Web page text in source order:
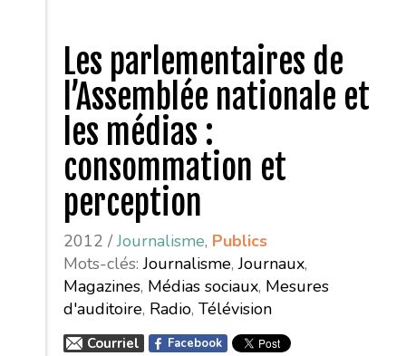
Les parlementaires de
l’Assemblée nationale et
les médias :
consommation et
perception
2012 /Journalisme, Publics
Mots-clés:Journalisme,Journaux,
Magazines, Médias sociaux, Mesures
d'auditoire, Radio, Télévision
Courriel Facebook